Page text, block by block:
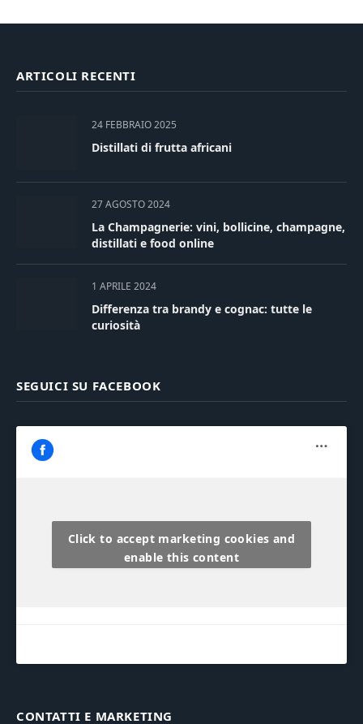
ARTICOLI RECENTI
24 FEBBRAIO 2025
Distillati di frutta africani
27 AGOSTO 2024
La Champagnerie: vini, bollicine, champagne,
distillati e food online
1 APRILE 2024
Differenza tra brandy e cognac: tutte le
curiosità
SEGUICI SU FACEBOOK
Click to accept marketing cookies and
enable this content
CONTATTI E MARKETING